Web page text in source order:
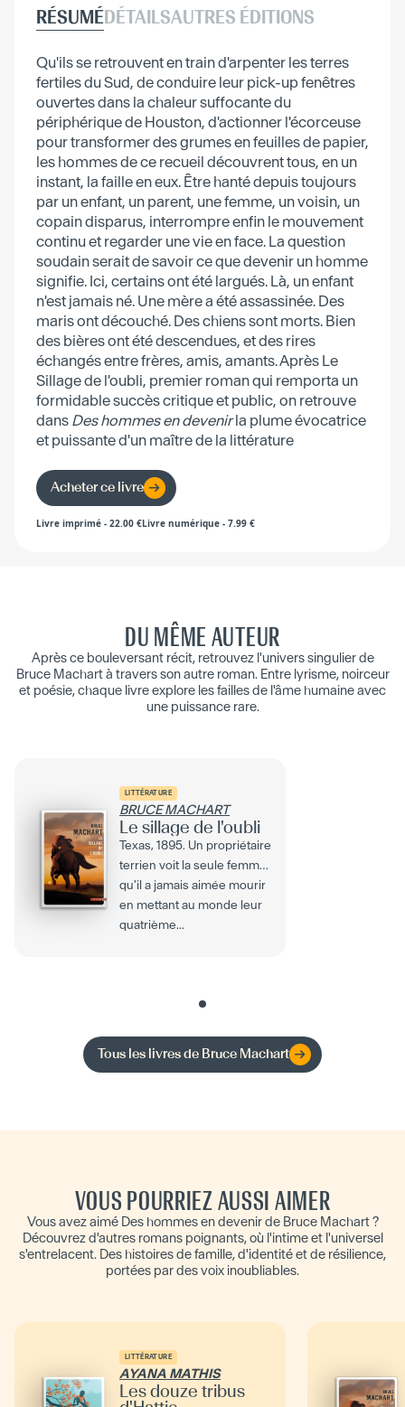
RÉSUMÉDÉTAILSAUTRES ÉDITIONS
Qu'ils se retrouvent en train d'arpenter les terres
fertiles du Sud, de conduire leur pick-up fenêtres
ouvertes dans la chaleur suffocante du
périphérique de Houston, d'actionner l'écorceuse
pour transformer des grumes en feuilles de papier,
les hommes de ce recueil découvrent tous, en un
instant, la faille en eux. Être hanté depuis toujours
par un enfant, un parent, une femme, un voisin, un
copain disparus, interrompre enfin le mouvement
continu et regarder une vie en face. La question
soudain serait de savoir ce que devenir un homme
signifie. Ici, certains ont été largués. Là, un enfant
n'est jamais né. Une mère a été assassinée. Des
maris ont découché. Des chiens sont morts. Bien
des bières ont été descendues, et des rires
échangés entre frères, amis, amants. Après Le
Sillage de l'oubli, premier roman qui remporta un
formidable succès critique et public, on retrouve
dans Des hommes en devenirla plume évocatrice
et puissante d'un maître de la littérature
Acheter ce livre
Livre imprimé - 22.00 €Livre numérique - 7.99 €
DU MÊME AUTEUR
Après ce bouleversant récit, retrouvez l'univers singulier de
Bruce Machart à travers son autre roman. Entre lyrisme, noirceur
et poésie, chaque livre explore les failles de l'âme humaine avec
une puissance rare.
LITTÉRATURE
BRUCE MACHART
Le sillage de l'oubli
Texas, 1895. Un propriétaire
terrien voit la seule femme
qu'il a jamais aimée mourir
en mettant au monde leur
quatrième...
Tous les livres de Bruce Machart
VOUS POURRIEZ AUSSI AIMER
Vous avez aimé Des hommes en devenir de Bruce Machart ?
Découvrez d'autres romans poignants, où l'intime et l'universel
s'entrelacent. Des histoires de famille, d'identité et de résilience,
portées par des voix inoubliables.
LITTÉRATURE
AYANA MATHIS
Les douze tribus